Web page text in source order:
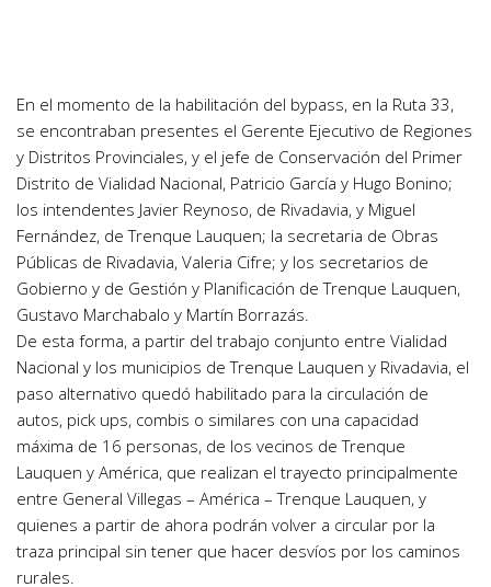
En el momento de la habilitación del bypass, en la Ruta 33,
se encontraban presentes el Gerente Ejecutivo de Regiones
y Distritos Provinciales, y el jefe de Conservación del Primer
Distrito de Vialidad Nacional, Patricio García y Hugo Bonino;
los intendentes Javier Reynoso, de Rivadavia, y Miguel
Fernández, de Trenque Lauquen; la secretaria de Obras
Públicas de Rivadavia, Valeria Cifre; y los secretarios de
Gobierno y de Gestión y Planificación de Trenque Lauquen,
Gustavo Marchabalo y Martín Borrazás.
De esta forma, a partir del trabajo conjunto entre Vialidad
Nacional y los municipios de Trenque Lauquen y Rivadavia, el
paso alternativo quedó habilitado para la circulación de
autos, pick ups, combis o similares con una capacidad
máxima de 16 personas, de los vecinos de Trenque
Lauquen y América, que realizan el trayecto principalmente
entre General Villegas – América – Trenque Lauquen, y
quienes a partir de ahora podrán volver a circular por la
traza principal sin tener que hacer desvíos por los caminos
rurales.